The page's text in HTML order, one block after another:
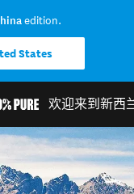
edition.
States
欢迎来到新西